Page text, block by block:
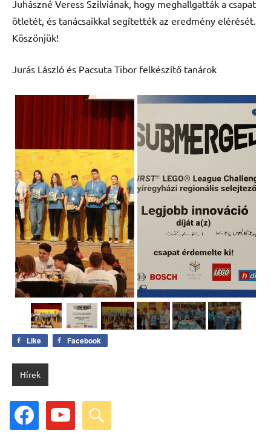
Juhászné Veress Szilviának, hogy meghallgatták a csapat
ötletét, és tanácsaikkal segítették az eredmény elérését.
Köszönjük!
Jurás László és Pacsuta Tibor felkészítő tanárok
Like Facebook
Hírek
facebook youtube search